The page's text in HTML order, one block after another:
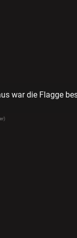
war die Flagge